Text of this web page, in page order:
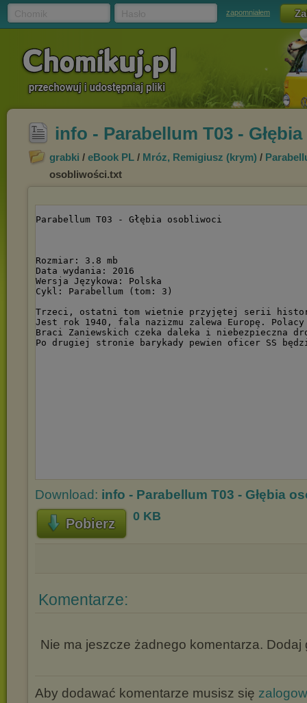
zapomniałem
info - Parabellum T03 -
grabki / eBook PL / Mróz, Remigiusz (krym) /
osobliwości.txt
Download: info - Parabellum T03 - Głębia
Pobierz 0 KB
Komentarze:
Nie ma jeszcze żadnego komentarza. Dodaj
Aby dodawać komentarze musisz się